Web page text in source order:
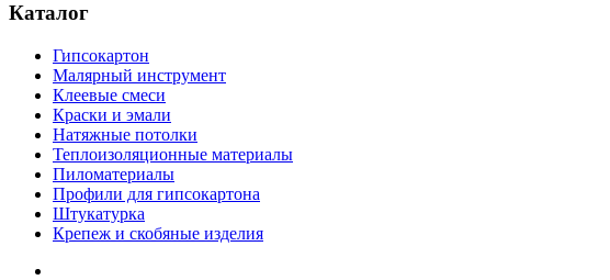
Каталог
Гипсокартон
Малярный инструмент
Клеевые смеси
Краски и эмали
Натяжные потолки
Теплоизоляционные материалы
Пиломатериалы
Профили для гипсокартона
Штукатурка
Крепеж и скобяные изделия